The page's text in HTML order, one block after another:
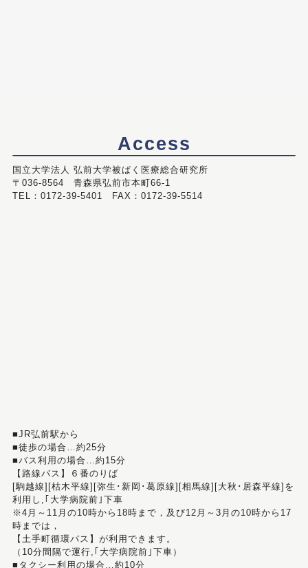
Access
国立大学法人 弘前大学被ばく医療総合研究所
〒036-8564 青森県弘前市本町66-1
TEL：0172-39-5401 FAX：0172-39-5514
■JR弘前駅から
■徒歩の場合…約25分
■バス利用の場合…約15分
【路線バス】６番のりば
[駒越線][枯木平線][弥生･新岡･葛原線][相馬線][大秋･居森平線]を
利用し,｢大学病院前｣下車
※4月～11月の10時から18時まで，及び12月～3月の10時から17
時までは，
【土手町循環バス】が利用できます。
（10分間隔で運行,｢大学病院前｣下車）
■タクシー利用の場合…約10分